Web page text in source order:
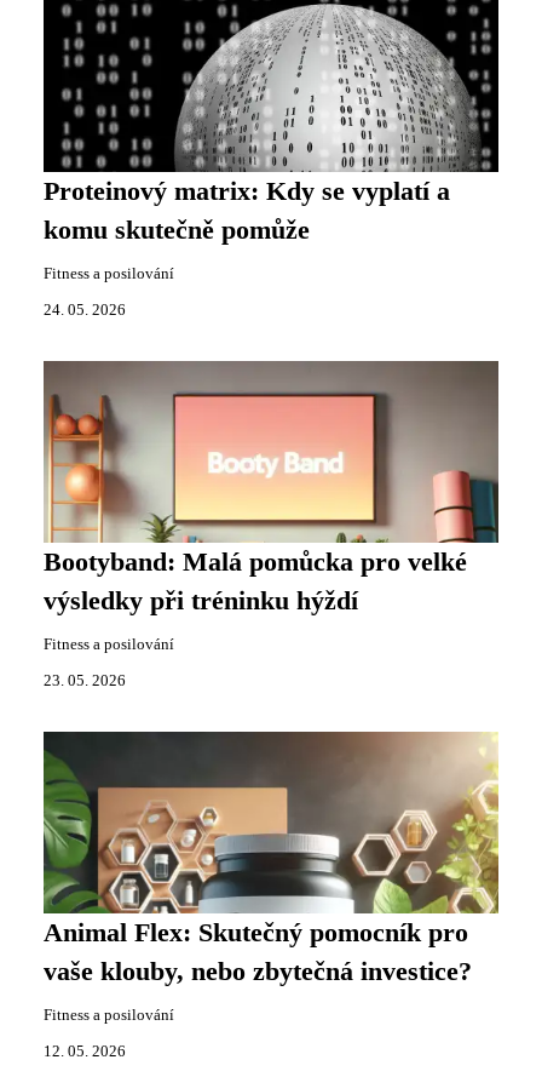
Proteinový matrix: Kdy se vyplatí a
komu skutečně pomůže
Fitness a posilování
24. 05. 2026
Bootyband: Malá pomůcka pro velké
výsledky při tréninku hýždí
Fitness a posilování
23. 05. 2026
Animal Flex: Skutečný pomocník pro
vaše klouby, nebo zbytečná investice?
Fitness a posilování
12. 05. 2026